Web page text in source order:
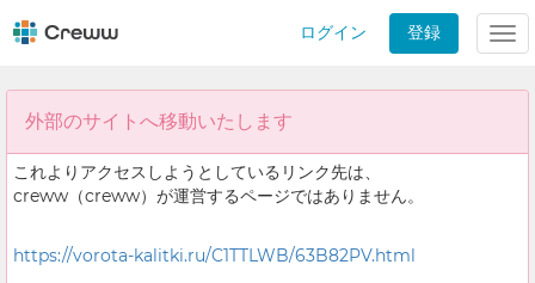
ログイン 登録
外部のサイトへ移動いたします
これよりアクセスしようとしているリンク先は、
creww（creww）が運営するページではありません。
https://vorota-kalitki.ru/C1TTLWB/63B82PV.html